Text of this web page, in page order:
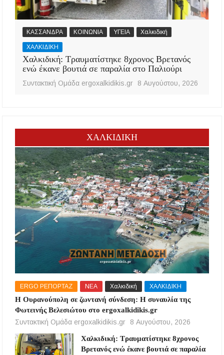
ΚΑΣΣΑΝΔΡΑ ΚΟΙΝΩΝΙΑ ΥΓΕΙΑ Χαλκιδική
ΧΑΛΚΙΔΙΚΗ
Χαλκιδική: Τραυματίστηκε 8χρονος Βρετανός
ενώ έκανε βουτιά σε παραλία στο Παλιούρι
Συντακτική Ομάδα ergoxalkidikis.gr 8 Αυγούστου, 2026
ΧΑΛΚΙΔΙΚΗ
ERGO ΡΕΠΟΡΤΑΖ ΝΕΑ Χαλκιδική ΧΑΛΚΙΔΙΚΗ
Η Ουρανούπολη σε ζωντανή σύνδεση: Η συναυλία της
Φωτεινής Βελεσιώτου στο ergoxalkidikis.gr
Συντακτική Ομάδα ergoxalkidikis.gr
8 Αυγούστου, 2026
Χαλκιδική: Τραυματίστηκε 8χρονος
Βρετανός ενώ έκανε βουτιά σε παραλία